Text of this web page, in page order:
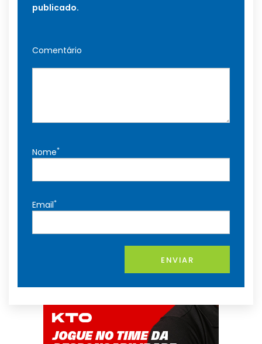
publicado.
Comentário
Nome*
Email*
ENVIAR